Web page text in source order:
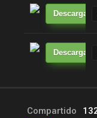
Descarga
Descarga
Compartido